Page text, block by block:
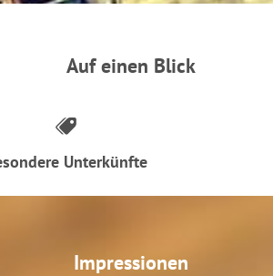
Auf einen Blick
Unterkünfte
Impressionen